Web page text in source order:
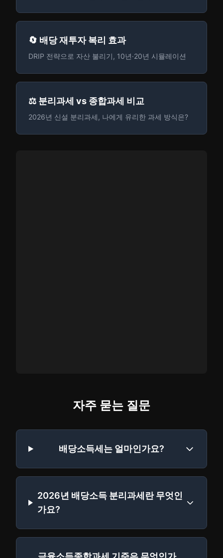
🔄 배당 재투자 복리 효과
DRIP 전략으로 자산 불리기, 10년·20년 시뮬레이션
⚖️ 분리과세 vs 종합과세 비교
2026년 신설 분리과세, 나에게 유리한 과세 방식은?
자주 묻는 질문
배당소득세는 얼마인가요?
2026년 배당소득 분리과세란 무엇인
가요?